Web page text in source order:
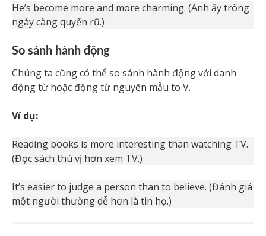
He’s become more and more charming. (Anh ấy trông
ngày càng quyến rũ.)
So sánh hành động
Chúng ta cũng có thể so sánh hành động với danh
động từ hoặc động từ nguyên mẫu to V.
Ví dụ:
Reading books is more interesting than watching TV.
(Đọc sách thú vị hơn xem TV.)
It’s easier to judge a person than to believe. (Đánh giá
một người thường dễ hơn là tin họ.)